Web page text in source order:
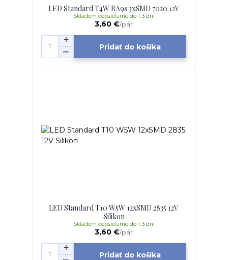
LED Standard T4W BA9s 3xSMD 7020 12V
3,60 €/pár
Skladom odosielame do 1-3 dní
Pridať do košíka
LED Standard T10 W5W 12xSMD 2835 12V
Silikon
3,60 €/pár
Skladom odosielame do 1-3 dní
Pridať do košíka